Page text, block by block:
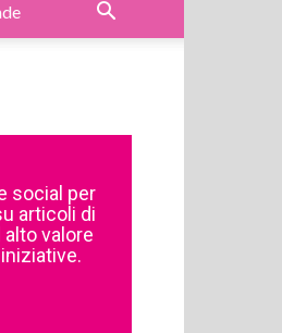
social per
articoli di
valore